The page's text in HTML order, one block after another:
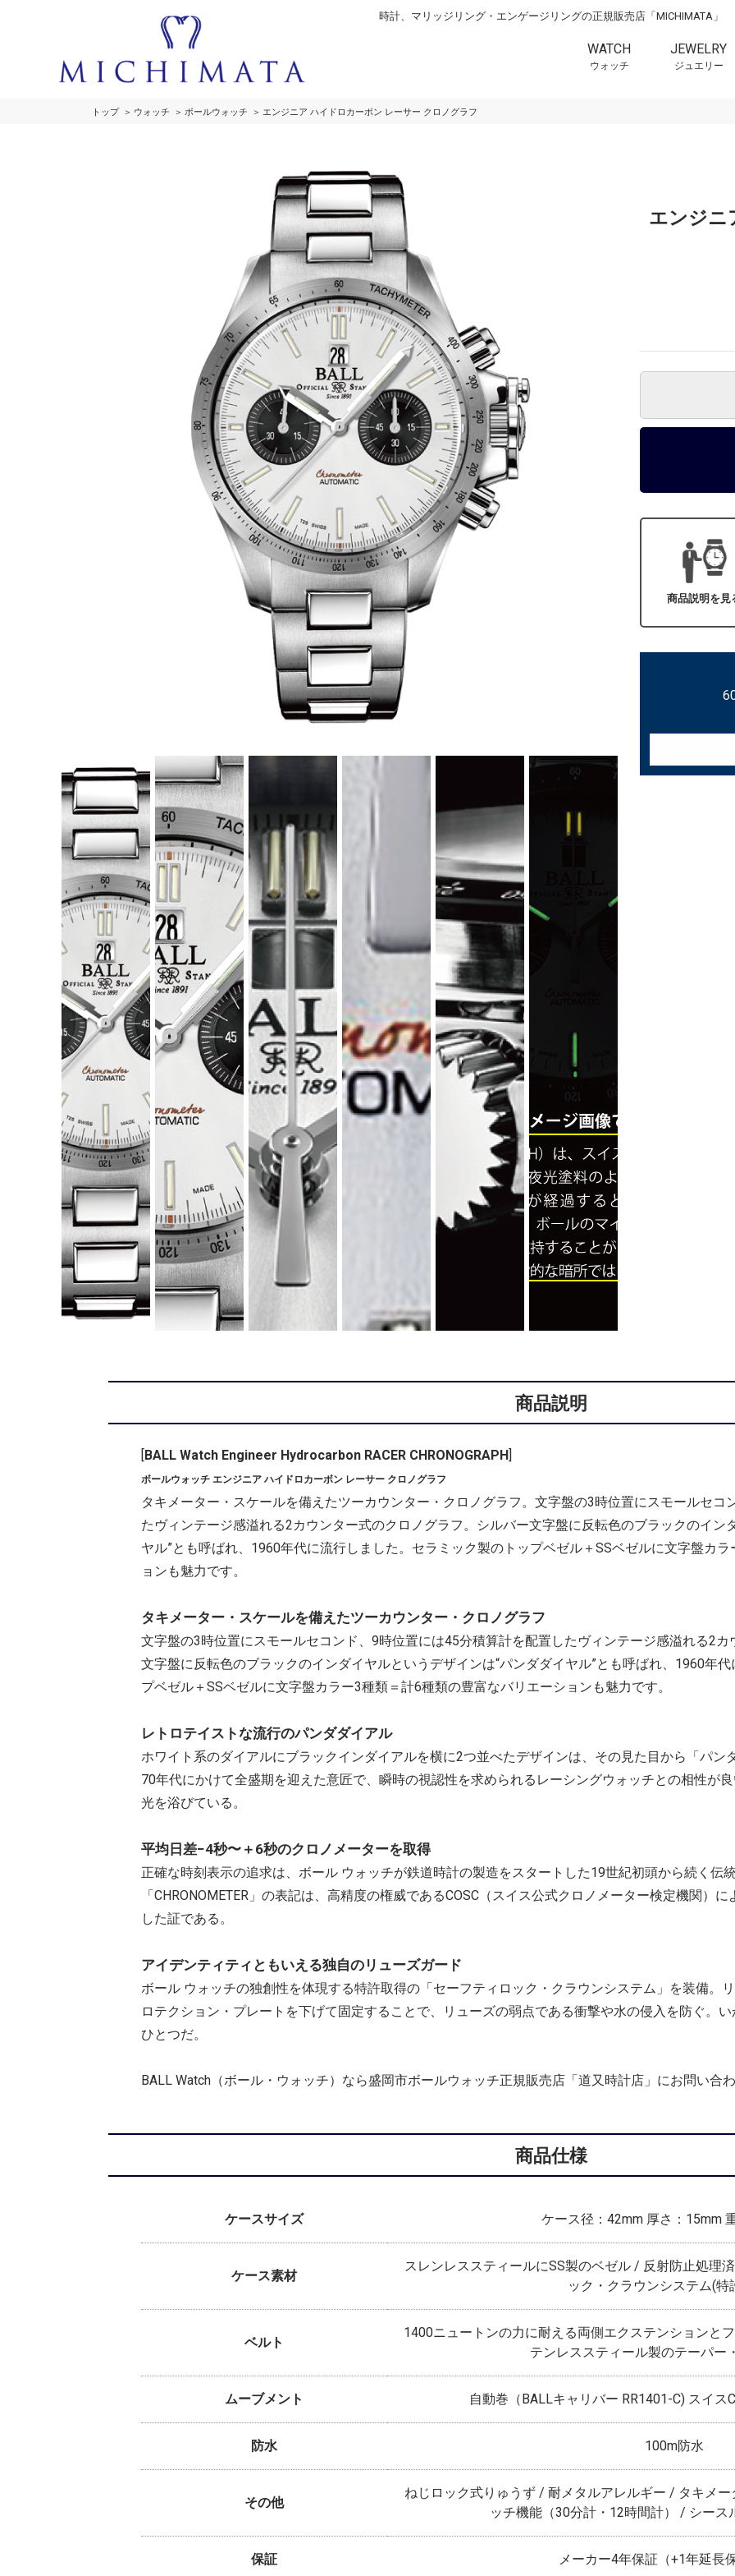
時計、マリッジリング・エンゲージリングの正規販売店「MICHIMATA」
WATCH
ウォッチ
JEWELRY
ジュエリー
トップ ウォッチ ボールウォッチ エンジニア ハイドロカーボン レーサー クロノグラフ
エンジニ
商品説明を見
商品説明
[BALL Watch Engineer Hydrocarbon RACER CHRONOGRAPH]
ボールウォッチ エンジニア ハイドロカーボン レーサー クロノグラフ
タキメーター・スケールを備えたツーカウンター・クロノグラフ。文字盤の3時位置にスモールセコ
たヴィンテージ感溢れる2カウンター式のクロノグラフ。シルバー文字盤に反転色のブラックのイン
ヤル”とも呼ばれ、1960年代に流行しました。セラミック製のトップベゼル＋SSベゼルに文字盤カ
ョンも魅力です。
タキメーター・スケールを備えたツーカウンター・クロノグラフ
文字盤の3時位置にスモールセコンド、9時位置には45分積算計を配置したヴィンテージ感溢れる2
文字盤に反転色のブラックのインダイヤルというデザインは“パンダダイヤル”とも呼ばれ、1960年
プベゼル＋SSベゼルに文字盤カラー3種類＝計6種類の豊富なバリエーションも魅力です。
レトロテイストな流行のパンダダイアル
ホワイト系のダイアルにブラックインダイアルを横に2つ並べたデザインは、その見た目から「パン
70年代にかけて全盛期を迎えた意匠で、瞬時の視認性を求められるレーシングウォッチとの相性が
光を浴びている。
平均日差−4秒〜＋6秒のクロノメーターを取得
正確な時刻表示の追求は、ボール ウォッチが鉄道時計の製造をスタートした19世紀初頭から続く伝
「CHRONOMETER」の表記は、高精度の権威であるCOSC（スイス公式クロノメーター検定機関）
した証である。
アイデンティティともいえる独自のリューズガード
ボール ウォッチの独創性を体現する特許取得の「セーフティロック・クラウンシステム」を装備。
ロテクション・プレートを下げて固定することで、リューズの弱点である衝撃や水の侵入を防ぐ。
ひとつだ。
BALL Watch（ボール・ウォッチ）なら盛岡市ボールウォッチ正規販売店「道又時計店」にお問い合わ
商品仕様
ケースサイズ ケース径：42mm 厚さ：15mm
ケース素材
スレンレススティールにSS製のベゼル / 反射防止処理
ック・クラウンシステム(特
ベルト
1400ニュートンの力に耐える両側エクステンションと
テンレススティール製のテーパー
ムーブメント 自動巻（BALLキャリバー RR1401-C) スイス
防水 100m防水
その他
ねじロック式りゅうず / 耐メタルアレルギー / タキメ
ッチ機能（30分計・12時間計） / シース
保証 メーカー4年保証（+1年延長